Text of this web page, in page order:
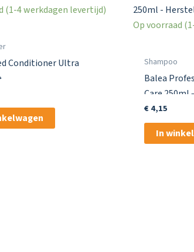
(1-4 werkdagen levertijd)
Conditioner Ultra
Op voorraad
Shampoo
Balea
Care 250ml
€4,15
In